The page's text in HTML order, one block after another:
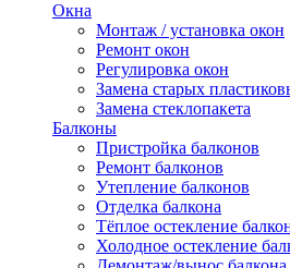
Окна
Монтаж / установка окон
Ремонт окон
Регулировка окон
Замена старых
Замена стеклопакета
Балконы
Пристройка балконов
Ремонт балконов
Утепление балконов
Отделка балкона
Тёплое остекление
Холодное остекление